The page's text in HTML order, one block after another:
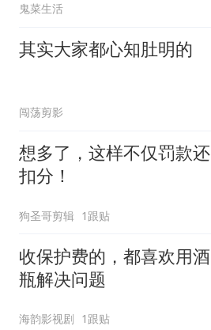
鬼菜生活
其实大家都心知肚明的
闯荡剪影
想多了，这样不仅罚款还
扣分！
狗圣哥剪辑 1跟贴
收保护费的，都喜欢用酒
瓶解决问题
海韵影视剧 1跟贴